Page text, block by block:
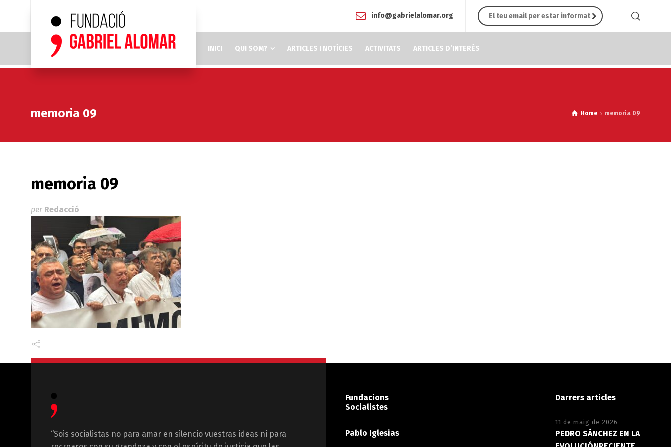
info@gabrielalomar.org
INICI QUI SOM? ARTICLES I NOTÍCIES ACTIVITATS ARTICLES D’INTERÉS
memoria 09 Home memoria 09
memoria 09
per Redacció
“Sois socialistas no para amar en silencio vuestras ideas ni para
Fundacions
Socialistes
Pablo Iglesias
Darrers articles
11 de maig de 2026
PEDRO SÁNCHEZ EN LA